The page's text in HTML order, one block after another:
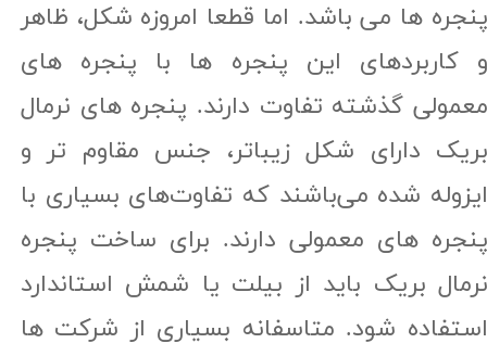
پنجره ها می باشد. اما قطعا امروزه شکل، ظاهر
و کاربردهای این پنجره ها با پنجره های
معمولی گذشته تفاوت دارند. پنجره های نرمال
بریک دارای شکل زیباتر، جنس مقاوم تر و
ایزوله شده می‌باشند که تفاوت‌های بسیاری با
پنجره های معمولی دارند. برای ساخت پنجره
نرمال بریک باید از بیلت یا شمش استاندارد
استفاده شود. متاسفانه بسیاری از شرکت ها